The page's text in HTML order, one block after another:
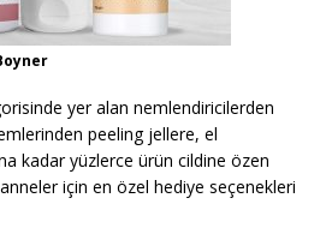
yer alan nemlendiricilerden
peeling jellere, el
kadar yüzlerce ürün cildine özen
için en özel hediye seçenekleri